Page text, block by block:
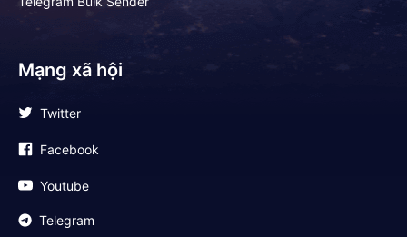
Mạng xã hội
Twitter
Facebook
Youtube
Telegram